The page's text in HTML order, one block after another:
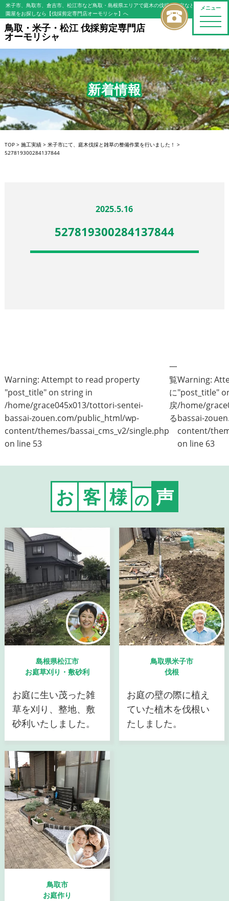
メニュー
toggle
米子市、鳥取市、倉吉市、松江市など鳥取・島根県エリアで庭木の伐採・剪定などの植木屋/造
園屋をお探しなら【伐採剪定専門店オーモリシャ】へ
鳥取・米子・松江 伐採剪定専門店
オーモリシャ
新着情報
TOP> 施工実績> 米子市にて、庭木伐採と雑草の整備作業を行いました！ >
527819300284137844
2025.5.16
527819300284137844
Warning: Attempt to read property
"post_title" on string in
/home/grace045x013/tottori-sentei-
bassai-zouen.com/public_html/wp-
content/themes/bassai_cms_v2/single.php
on line 53
一
覧
に
戻
る
Warning:
"post_title"
/home/
bassai-
content/
on line 63
お 客 様 の 声
島根県松江市
お庭草刈り・敷砂利
お庭に生い茂った雑
草を刈り、整地、敷
砂利いたしました。
鳥取県米子市
伐根
お庭の壁の際に植え
ていた植木を伐根い
たしました。
鳥取市
お庭作り